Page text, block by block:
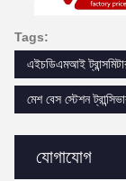
যোগাযোগ
Tags:
এইচডিএমআই
মেশ বেস স্টেশন